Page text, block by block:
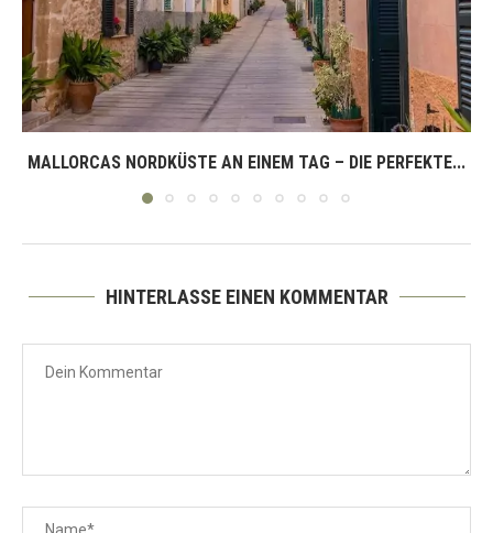
MALLORCAS NORDKÜSTE AN EINEM TAG – DIE PERFEKTE...
HINTERLASSE EINEN KOMMENTAR